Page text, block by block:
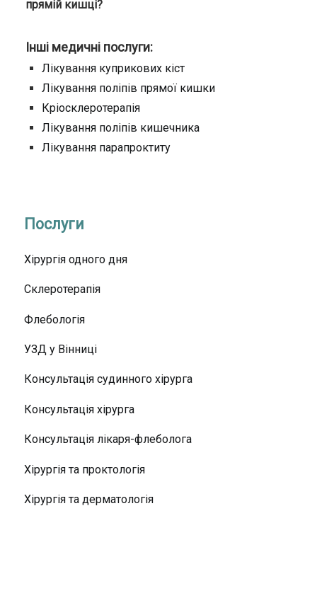
прямій кишці?
Інші медичні послуги:
Лікування куприкових кіст
Лікування поліпів прямої кишки
Кріосклеротерапія
Лікування поліпів кишечника
Лікування парапроктиту
Послуги
Хірургія одного дня
Склеротерапія
Флебологія
УЗД у Вінниці
Консультація судинного хірурга
Консультація хірурга
Консультація лікаря-флеболога
Хірургія та проктологія
Хірургія та дерматологія